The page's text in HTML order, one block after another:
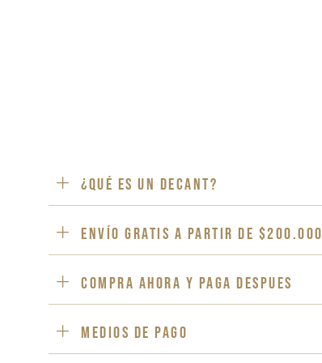
¿Qué es un decant?
ENVÍO GRATIS a partir de $200.000
Compra ahora y paga despues
Medios de pago